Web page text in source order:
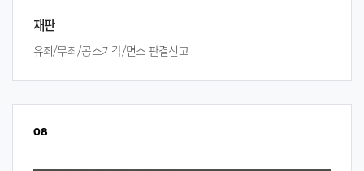
재판
유죄/무죄/공소기각/면소 판결선고
08